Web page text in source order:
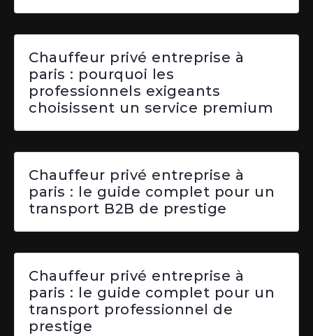
Chauffeur privé entreprise à
paris : pourquoi les
professionnels exigeants
choisissent un service premium
Chauffeur privé entreprise à
paris : le guide complet pour un
transport B2B de prestige
Chauffeur privé entreprise à
paris : le guide complet pour un
transport professionnel de
prestige